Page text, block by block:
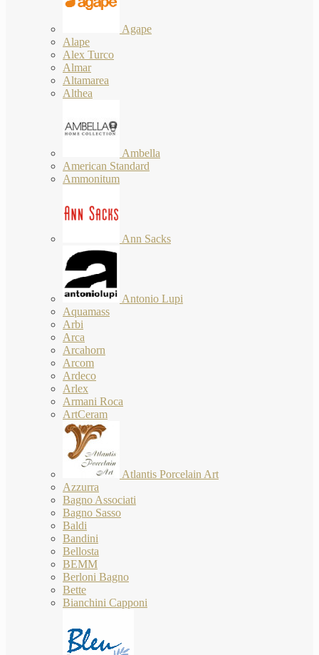
Agape
Alape
Alex Turco
Almar
Altamarea
Althea
Ambella
American Standard
Ammonitum
Ann Sacks
Antonio Lupi
Aquamass
Arbi
Arca
Arcahorn
Arcom
Ardeco
Arlex
Armani Roca
ArtCeram
Atlantis Porcelain Art
Azzurra
Bagno Associati
Bagno Sasso
Baldi
Bandini
Bellosta
BEMM
Berloni Bagno
Bette
Bianchini Capponi